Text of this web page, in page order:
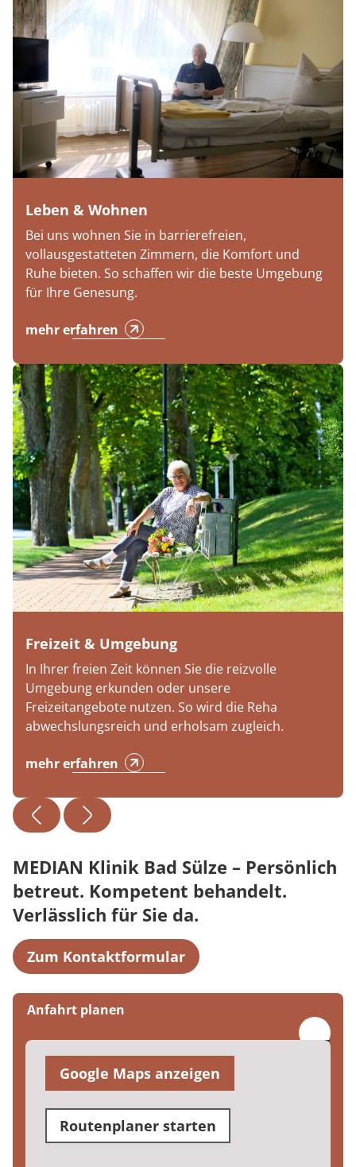
Leben & Wohnen
Bei uns wohnen Sie in barrierefreien,
vollausgestatteten Zimmern, die Komfort und
Ruhe bieten. So schaffen wir die beste Umgebung
für Ihre Genesung.
mehr erfahren
Freizeit & Umgebung
In Ihrer freien Zeit können Sie die reizvolle
Umgebung erkunden oder unsere
Freizeitangebote nutzen. So wird die Reha
abwechslungsreich und erholsam zugleich.
mehr erfahren
MEDIAN Klinik Bad Sülze – Persönlich
betreut. Kompetent behandelt.
Verlässlich für Sie da.
Zum Kontaktformular
Anfahrt planen
Google Maps anzeigen
Routenplaner starten